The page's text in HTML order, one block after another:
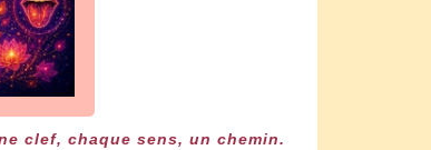
clef, chaque sens, un chemin.